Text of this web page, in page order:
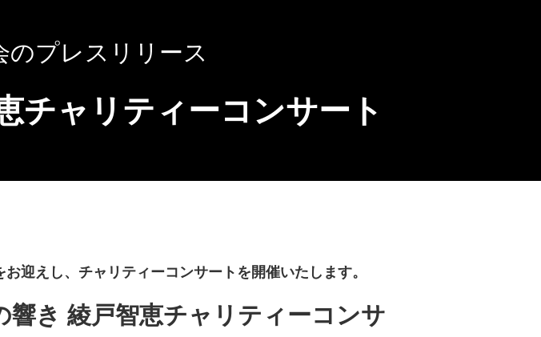
のプレスリリース
チャリティーコンサート
迎えし、チャリティーコンサートを開催いたします。
き 綾戸智恵チャリティーコンサ